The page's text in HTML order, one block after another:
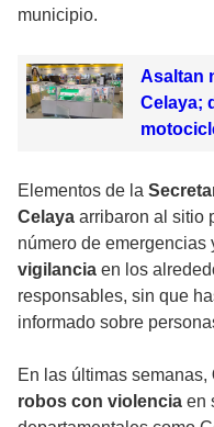
municipio.
Asaltan
Celaya;
Elementos de la
Celaya arribaron al sitio
número de emergencias
vigilancia en los
responsables, sin que
informado sobre
En las últimas semanas,
robos con violencia en